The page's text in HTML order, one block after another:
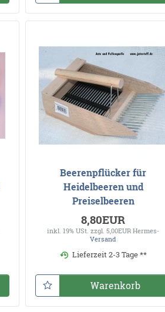
Beerenpflücker für
Heidelbeeren und
Preiselbeeren
8,80EUR
inkl. 19% USt. zzgl. 5,00EUR Hermes-
Versand
Lieferzeit 2-3 Tage **
Warenkorb